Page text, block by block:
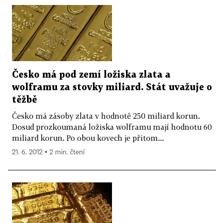
Česko má pod zemí ložiska zlata a
wolframu za stovky miliard. Stát uvažuje o
těžbě
Česko má zásoby zlata v hodnotě 250 miliard korun.
Dosud prozkoumaná ložiska wolframu mají hodnotu 60
miliard korun. Po obou kovech je přitom...
21. 6. 2012 ▪ 2 min. čtení